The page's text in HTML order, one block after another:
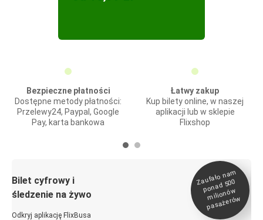
Bezpieczne płatności
Dostępne metody płatności:
Przelewy24, Paypal, Google
Pay, karta bankowa
Łatwy zakup
Kup bilety online, w naszej
aplikacji lub w sklepie
Flixshop
Bilet cyfrowy i
śledzenie na żywo
Odkryj aplikację FlixBusa
Zaufało na
m
ponad 500
milionó
w
pasażeró
w